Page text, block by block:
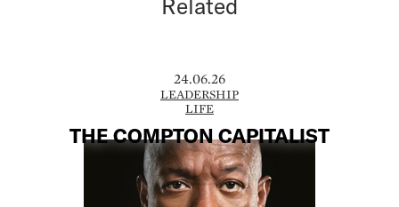
24.06.26
LEADERSHIP
LIFE
THE COMPTON CAPITALIST